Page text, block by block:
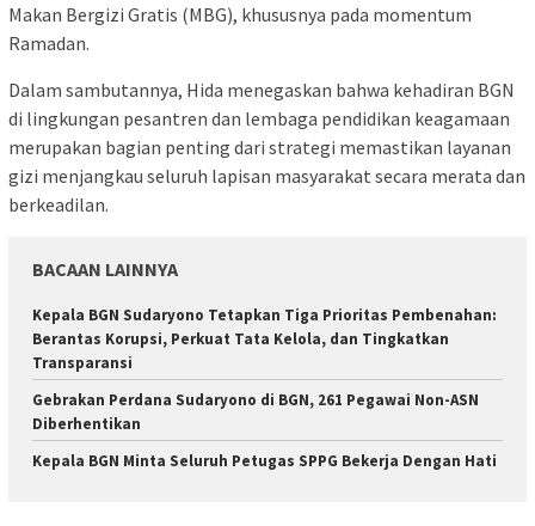
Makan Bergizi Gratis (MBG), khususnya pada momentum
Ramadan.
Dalam sambutannya, Hida menegaskan bahwa kehadiran BGN
di lingkungan pesantren dan lembaga pendidikan keagamaan
merupakan bagian penting dari strategi memastikan layanan
gizi menjangkau seluruh lapisan masyarakat secara merata dan
berkeadilan.
BACAAN LAINNYA
Kepala BGN Sudaryono Tetapkan Tiga Prioritas Pembenahan:
Berantas Korupsi, Perkuat Tata Kelola, dan Tingkatkan
Transparansi
Gebrakan Perdana Sudaryono di BGN, 261 Pegawai Non-ASN
Diberhentikan
Kepala BGN Minta Seluruh Petugas SPPG Bekerja Dengan Hati